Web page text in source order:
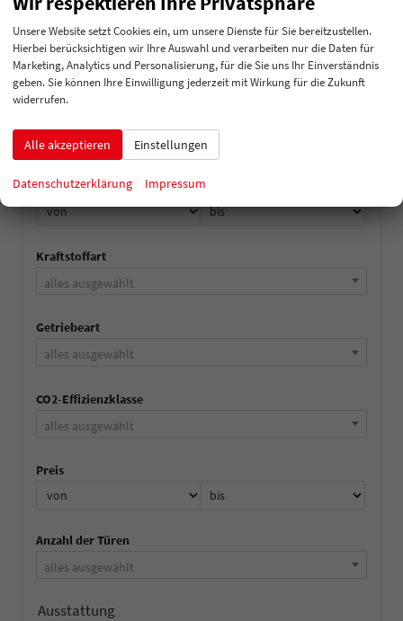
Fahrzeugtyp
alles ausgewählt
alles ausgewählt
Leistung
Kraftstoffart
alles ausgewählt
Getriebeart
alles ausgewählt
CO2-Effizienzklasse
alles ausgewählt
Preis
Anzahl der Türen
alles ausgewählt
Ausstattung
Unsere Website setzt Cookies ein, um unsere Dienste für Sie bereitzustellen.
Hierbei berücksichtigen wir Ihre Auswahl und verarbeiten nur die Daten für
Marketing, Analytics und Personalisierung, für die Sie uns Ihr Einverständnis
geben. Sie können Ihre Einwilligung jederzeit mit Wirkung für die Zukunft
widerrufen.
Alle akzeptieren Einstellungen
Datenschutzerklärung Impressum